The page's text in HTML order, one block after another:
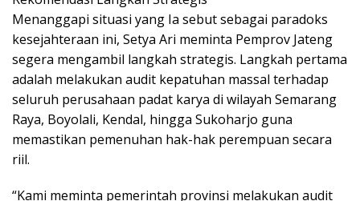
Menanggapi situasi yang Ia sebut sebagai paradoks
kesejahteraan ini, Setya Ari meminta Pemprov Jateng
segera mengambil langkah strategis. Langkah pertama
adalah melakukan audit kepatuhan massal terhadap
seluruh perusahaan padat karya di wilayah Semarang
Raya, Boyolali, Kendal, hingga Sukoharjo guna
memastikan pemenuhan hak-hak perempuan secara
riil.
“Kami meminta pemerintah provinsi melakukan audit